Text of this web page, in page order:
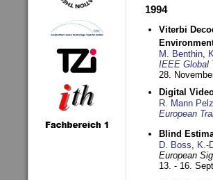
1994
Viterbi
M. Benthin,
IEEE Global
28.
Digital
R. Mann Pelz
European
Blind
D. Boss, K.-
European
13. - 16.